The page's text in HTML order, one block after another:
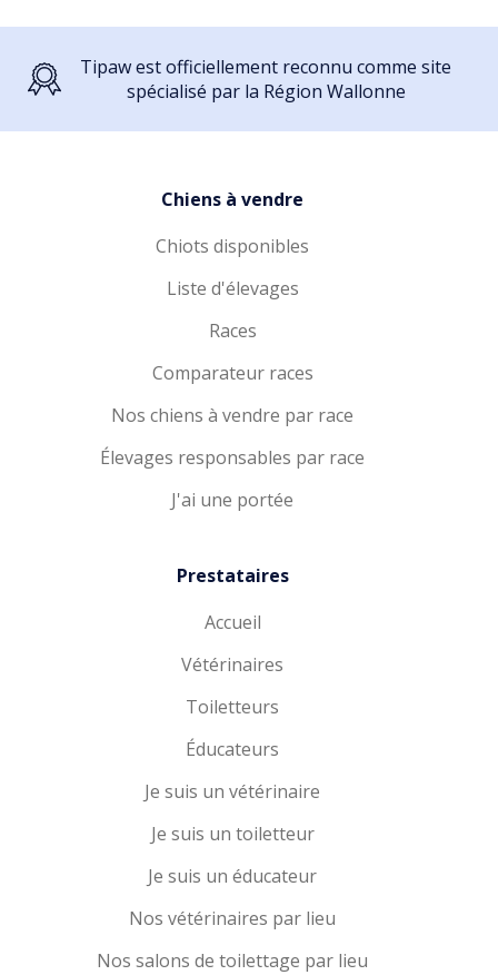
Tipaw est officiellement reconnu comme site
spécialisé par la Région Wallonne
Chiens à vendre
Chiots disponibles
Liste d'élevages
Races
Comparateur races
Nos chiens à vendre par race
Élevages responsables par race
J'ai une portée
Prestataires
Accueil
Vétérinaires
Toiletteurs
Éducateurs
Je suis un vétérinaire
Je suis un toiletteur
Je suis un éducateur
Nos vétérinaires par lieu
Nos salons de toilettage par lieu